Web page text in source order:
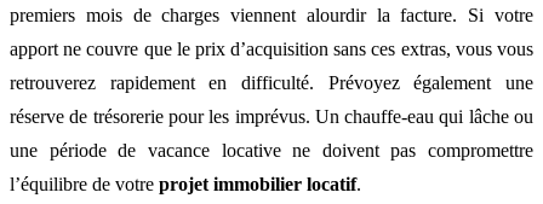
premiers mois de charges viennent alourdir la facture. Si votre
apport ne couvre que le prix d’acquisition sans ces extras, vous vous
retrouverez rapidement en difficulté. Prévoyez également une
réserve de trésorerie pour les imprévus. Un chauffe-eau qui lâche ou
une période de vacance locative ne doivent pas compromettre
l’équilibre de votre projet immobilier locatif.